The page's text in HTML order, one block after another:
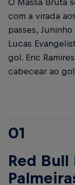
O Massa Bruta
com a virada
passes,
Lucas
gol. Eric
cabecear ao
01
Red Bull